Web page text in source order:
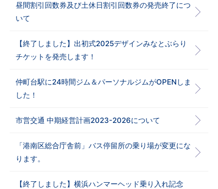
昼間割引回数券及び土休日割引回数券の発売終了につ
いて
【終了しました】出初式2025デザインみなとぶらり
チケットを発売します！
仲町台駅に24時間ジム＆パーソナルジムがOPENしま
した！
市営交通 中期経営計画2023-2026について
「港南区総合庁舎前」バス停留所の乗り場が変更にな
ります。
【終了しました】横浜ハンマーヘッド乗り入れ記念